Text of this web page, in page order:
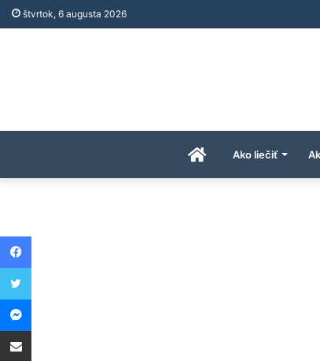
štvrtok, 6 augusta 2026
ÚvodnáAko liečiť
Facebook
Twitter
Messenger
Share via Email